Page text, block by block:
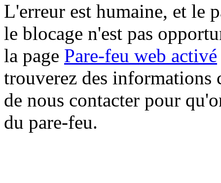
L'erreur est humaine, et le
le blocage n'est pas
la page Pare-feu web activé
trouverez des informations
de nous contacter pour
du pare-feu.